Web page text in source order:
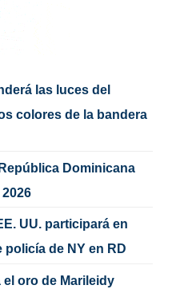
las luces del
colores de la bandera
Dominicana
UU. participará en
de NY en RD
el oro de Marileidy